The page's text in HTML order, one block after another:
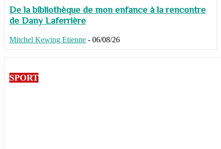
De la bibliothèque de mon enfance à la rencontre
de Dany Laferrière
Mitchel Kewing Etienne - 06/08/26
SPORT